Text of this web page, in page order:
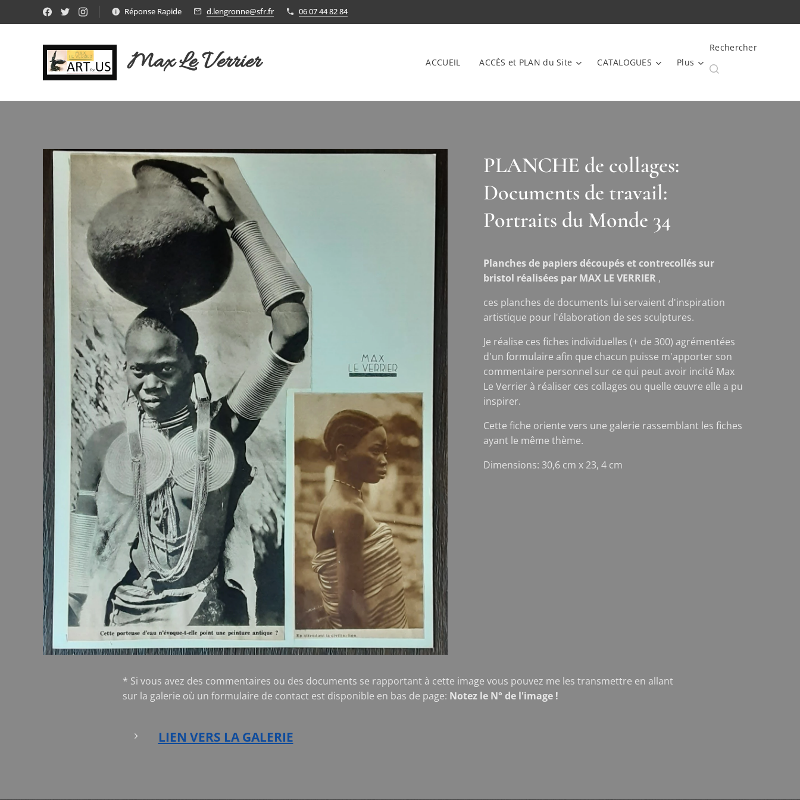
Réponse Rapide d.lengronne@sfr.fr 06 07 44 82 84
Max Le Verrier ACCUEIL ACCÈS et PLAN du Site CATALOGUES Plus
Rechercher
PLANCHE de collages:
Documents de travail:
Portraits du Monde 34
Planches de papiers découpés et contrecollés sur
bristol réalisées par MAX LE VERRIER ,
ces planches de documents lui servaient d'inspiration
artistique pour l'élaboration de ses sculptures.
Je réalise ces fiches individuelles (+ de 300) agrémentées
d'un formulaire afin que chacun puisse m'apporter son
commentaire personnel sur ce qui peut avoir incité Max
Le Verrier à réaliser ces collages ou quelle œuvre elle a pu
inspirer.
Cette fiche oriente vers une galerie rassemblant les fiches
ayant le même thème.
Dimensions: 30,6 cm x 23, 4 cm
* Si vous avez des commentaires ou des documents se rapportant à cette image vous pouvez me les transmettre en allant
sur la galerie où un formulaire de contact est disponible en bas de page: Notez le N° de l'image !
LIEN VERS LA GALERIE